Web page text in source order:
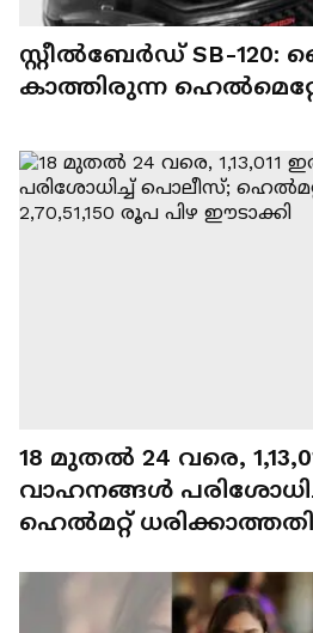
സ്റ്റീൽബേർഡ് SB-120:
കാത്തിരുന്ന
18 മുതൽ 24 വരെ,
വാഹനങ്ങൾ
ഹെൽമറ്റ് ധരിക്കാത്തതിന് 2,70,51,150